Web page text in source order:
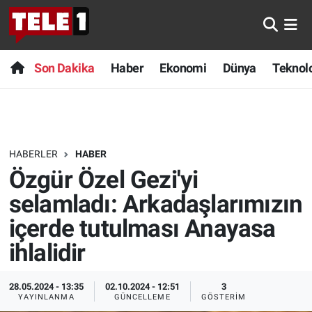
Son Dakika Haber Ekonomi Dünya
HABERLER HABER
Özgür Özel Gezi'yi
selamladı: Arkadaşlarımızın
içerde tutulması Anayasa
ihlalidir
28.05.2024 - 13:35
YAYINLANMA
02.10.2024 - 12:51
GÜNCELLEME
3
GÖSTERIM
Anında Manşet
Başka Sohbetler
Bilim turu
Bilim ve Teknoloji Evreni
Doğa Konuşuyor
Dünya
Ege Saati
Son Dakika
Haber
Dünya
Teknoloji
Sağlık
Spor
Yayın Akışı
Nöbetçi Eczaneler
Hava Durumu
Trafik Durumu
Süper Lig Puan Durumu ve Fikstür
Tüm Manşetler
Son Dakika Haberleri
Haber Arşivi